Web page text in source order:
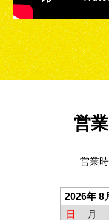
営
営業
2026年 8
日
月